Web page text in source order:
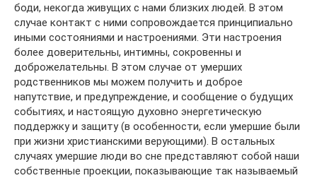
боди, некогда живущих с нами близких людей. В этом
случае контакт с ними сопровождается принципиально
иными состояниями и настроениями. Эти настроения
более доверительны, интимны, сокровенны и
доброжелательны. В этом случае от умерших
родственников мы можем получить и доброе
напутствие, и предупреждение, и сообщение о будущих
событиях, и настоящую духовно энергетическую
поддержку и защиту (в особенности, если умершие были
при жизни христианскими верующими). В остальных
случаях умершие люди во сне представляют собой наши
собственные проекции, показывающие так называемый